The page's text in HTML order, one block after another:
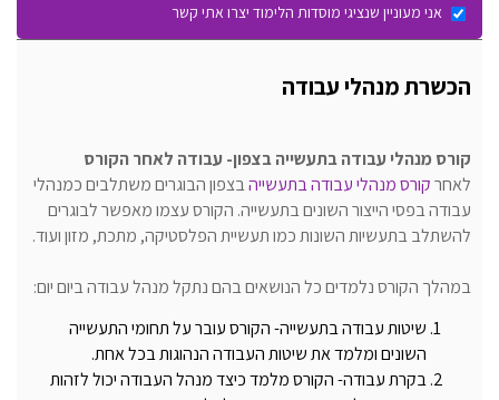
אני מעוניין שנציגי מוסדות הלימוד יצרו אתי קשר
הכשרת מנהלי עבודה
קורס מנהלי עבודה בתעשייה בצפון- עבודה לאחר הקורס
לאחרקורס מנהלי עבודה בתעשייהבצפון הבוגרים משתלבים כמנהלי
עבודה בפסי הייצור השונים בתעשייה. הקורס עצמו מאפשר לבוגרים
להשתלב בתעשיות השונות כמו תעשיית הפלסטיקה, מתכת, מזון ועוד.
במהלך הקורס נלמדים כל הנושאים בהם נתקל מנהל עבודה ביום יום:
שיטות עבודה בתעשייה- הקורס עובר על תחומי התעשייה
השונים ומלמד את שיטות העבודה הנהוגות בכל אחת.
בקרת עבודה- הקורס מלמד כיצד מנהל העבודה יכול לזהות